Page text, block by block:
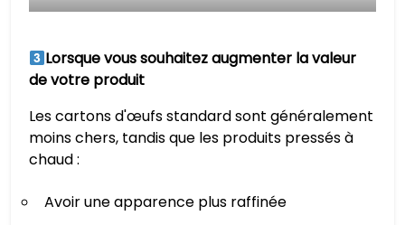
Lorsque vous souhaitez augmenter la valeur
de votre produit
Les cartons d'œufs standard sont généralement
moins chers, tandis que les produits pressés à
chaud :
Avoir une apparence plus raffinée